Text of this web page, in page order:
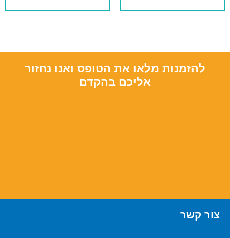
להזמנות מלאו את הטופס ואנו נחזור
אליכם בהקדם
צור קשר